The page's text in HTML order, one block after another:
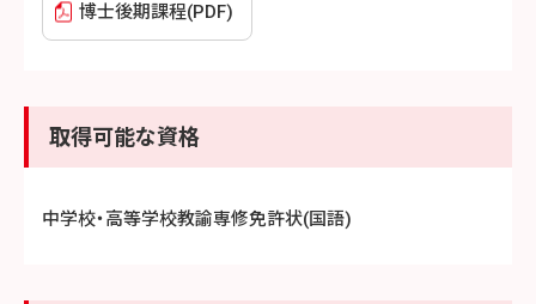
博士後期課程(PDF)
取得可能な資格
中学校・高等学校教諭専修免許状(国語)